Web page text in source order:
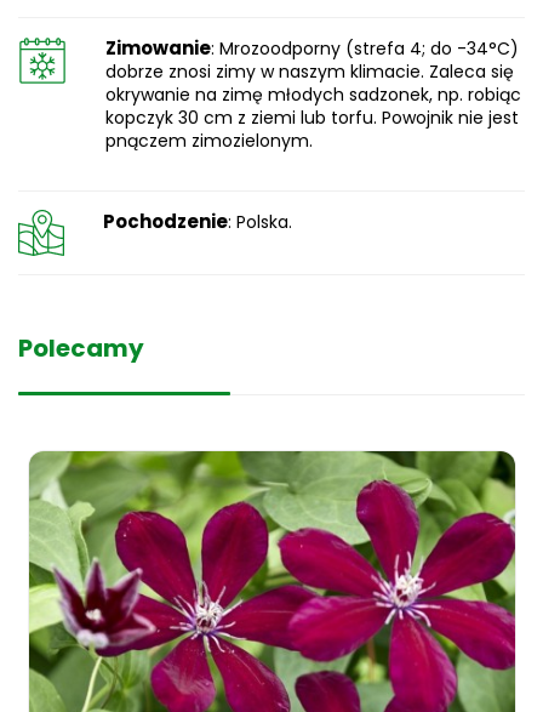
Zimowanie: Mrozoodporny (strefa 4; do -34°C)
dobrze znosi zimy w naszym klimacie. Zaleca się
okrywanie na zimę młodych sadzonek, np. robiąc
kopczyk 30 cm z ziemi lub torfu. Powojnik nie jest
pnączem zimozielonym.
Pochodzenie: Polska.
Polecamy